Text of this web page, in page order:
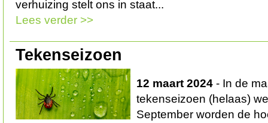
verhuizing stelt ons in staat...
Lees verder >>
Tekenseizoen
12 maart 2024 - In de
tekenseizoen (helaas)
September worden de